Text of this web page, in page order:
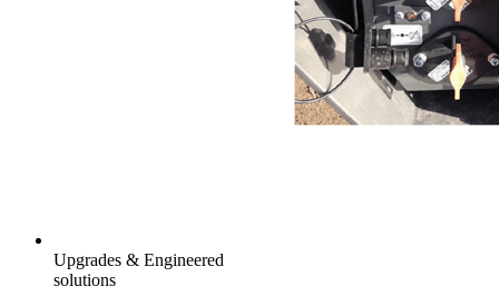
Upgrades & Engineered
solutions